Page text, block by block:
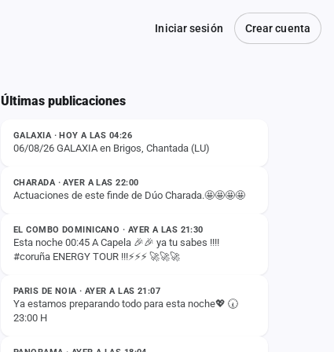
Iniciar sesión Crear cuenta
Últimas publicaciones
ESTADO
GALAXIA · HOY A LAS 04:26
06/08/26 GALAXIA en Brigos, Chantada (LU)
ESTADO
CHARADA · AYER A LAS 22:00
Actuaciones de este finde de Dúo Charada.🤩🤩🤩🤩
ESTADO
EL COMBO DOMINICANO · AYER A LAS 21:30
Esta noche 00:45 A Capela 🎉🎉 ya tu sabes !!!!
#coruña ENERGY TOUR !!!⚡️⚡️⚡️ 🚀🚀🚀
ESTADO
PARIS DE NOIA · AYER A LAS 21:07
Ya estamos preparando todo para esta noche💖 🕢
23:00 H
ESTADO